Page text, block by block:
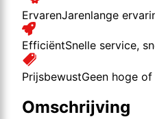
ErvarenJarenlange
EfficiëntSnelle service,
PrijsbewustGeen hoge
Omschrijving